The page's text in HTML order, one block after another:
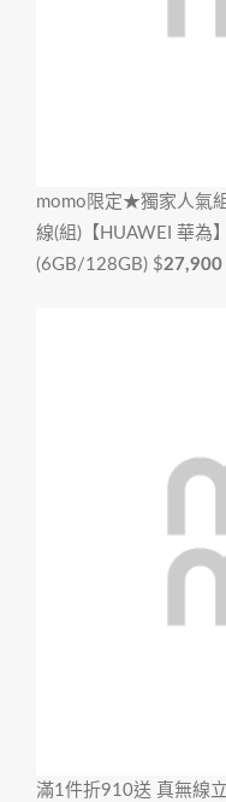
momo限定★獨家人氣
線(組)【HUAWEI 華為
(6GB/128GB) $27,900
滿1件折910送 真無線